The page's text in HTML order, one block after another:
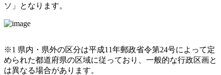
ソ」となります。
※1 県内・県外の区分は平成11年郵政省令第24号によって定
められた都道府県の区域に従っており、一般的な行政区画と
は異なる場合があります。